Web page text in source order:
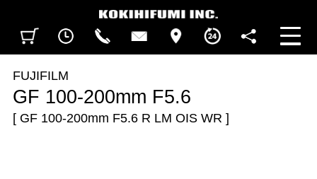
BUSINESS HOURS
FOLLOW US
FUJIFILM
GF 100-200mm F5.6
[ GF 100-200mm F5.6 R LM OIS WR ]